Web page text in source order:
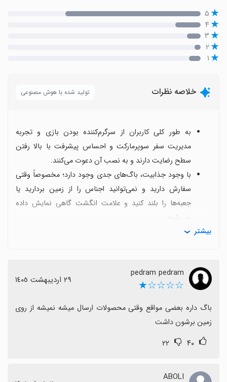
۵
۴
۳
۲
۱
خلاصه نظرات تولید شده با هوش مصنوعی
به طور کلی کاربران از سرگرم‌کننده بودن بازی و تجربه
مدیریت سفر سوپرمارکت و احساس پیشرفت با بالا رفتن
سطح رضایت دارند و به نصب آن دعوت می‌کنند.
با وجود جذابیت، باگ‌های جدی وجود دارد؛ مخصوصاً وقتی
سفارش دارید و نمی‌توانید اجناس را از زمین بردارید یا
جعبه‌ها را بلند کنید و علامت انگشت گاهی نمایش داده
نمی‌شود.
این مشکلات به نظر موقتی می‌رسند و انتظار می‌رود در
از تجربه‌شان رضایت کامل دارند و همچنان به نصب توصیه
می‌کنند.
اگر دنبال تجربه‌ای سرگرم‌کننده با امکان پیشرفت هستید و
می‌توانید با باگ‌های موقتی کنار بیایید، این بازی گزینه
بیشتر
pedram pedram
☆☆☆☆★ ٢٩ اردیبهشت ١٤٠٥
زمین برشون داشت
۴۰ ۲۲
ABOLI